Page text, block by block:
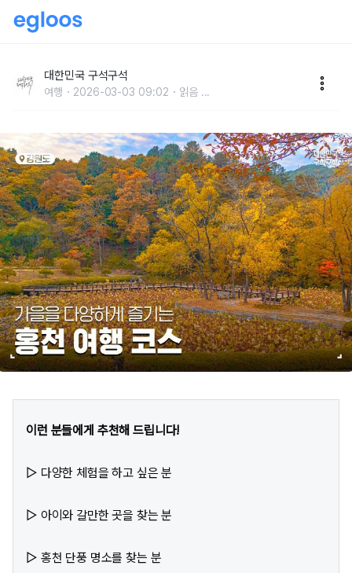
대한민국 구석구석
여행 2026-03-03 09:02 읽음 ...
이런 분들에게 추천해 드립니다!
▷ 다양한 체험을 하고 싶은 분
▷ 아이와 갈만한 곳을 찾는 분
▷ 홍천 단풍 명소를 찾는 분